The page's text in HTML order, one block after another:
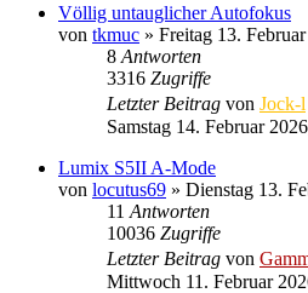
Völlig untauglicher Autofokus
von tkmuc » Freitag 13.
8 Antworten
3316 Zugriffe
Letzter Beitrag von Jock-l
Samstag 14. Februar
Lumix S5II A-Mode
von locutus69 » Dienstag 13.
11 Antworten
10036 Zugriffe
Letzter Beitrag von
Mittwoch 11. Februar